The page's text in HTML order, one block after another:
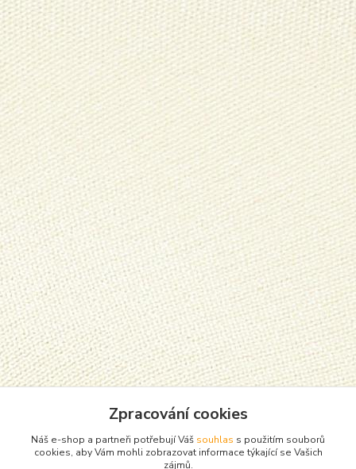
Zpracování cookies
Náš e-shop a partneři potřebují Váš souhlas s použitím souborů
cookies, aby Vám mohli zobrazovat informace týkající se Vašich
zájmů.